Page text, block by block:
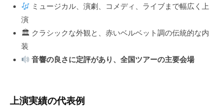
ミュージカル、演劇、コメディ、ライブまで幅広く上
演
🏛 クラシックな外観と、赤いベルベット調の伝統的な内
装
音響の良さに定評があり、全国ツアーの主要会場
上演実績の代表例